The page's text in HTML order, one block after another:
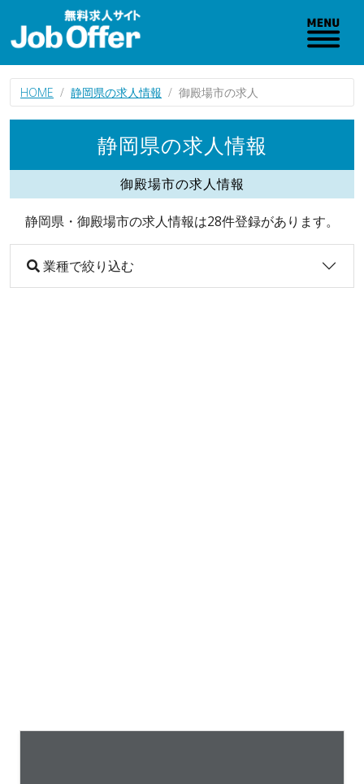
HOME 静岡県の求人情報 御殿場市の求人
静岡県の求人情報
御殿場市の求人情報
静岡県・御殿場市の求人情報は28件登録があります。
業種で絞り込む